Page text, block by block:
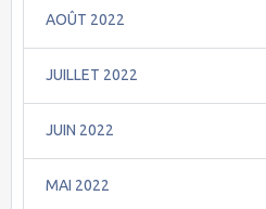
AOÛT 2022
JUILLET 2022
JUIN 2022
MAI 2022